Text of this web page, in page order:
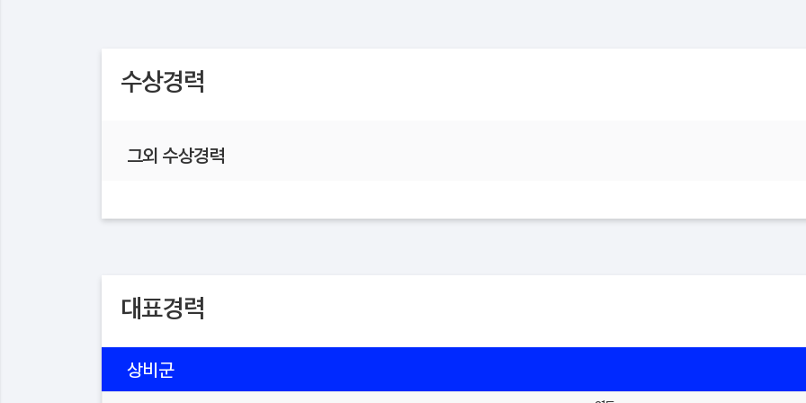
수상경력
그외 수상경력
대표경력
상비군